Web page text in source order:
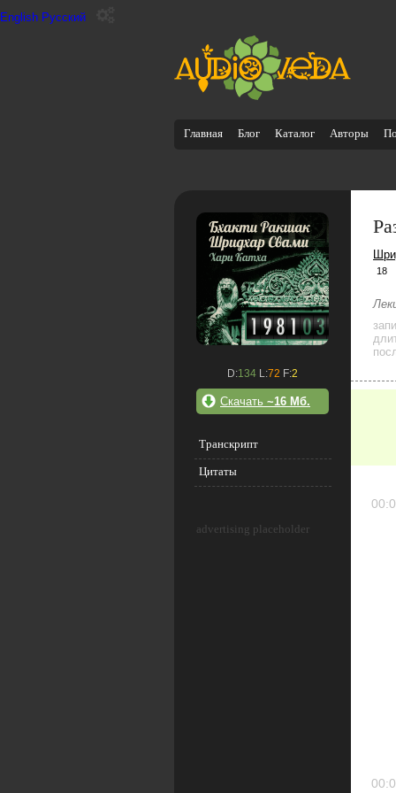
English Русский
Главная Блог Каталог Авторы
D:134 L:72 F:2
Скачать ~16 Мб.
Транскрипт
Цитаты
advertising placeholder
18